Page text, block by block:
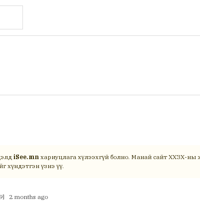
iSee.mn хариуцлага хүлээхгүй болно. Манай сайт ХХЗХ-ны
хүндэтгэн үзнэ үү.
2 months ago